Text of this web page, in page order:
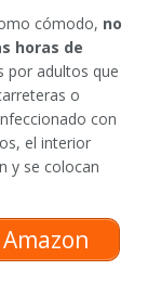
cómodo, no
horas de
por adultos que
o
con
el interior
y se colocan